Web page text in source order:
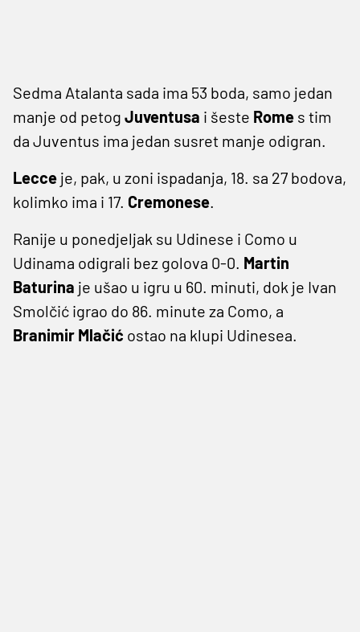
Sedma Atalanta sada ima 53 boda, samo jedan
manje od petog Juventusa i šeste Rome s tim
da Juventus ima jedan susret manje odigran.
Lecce je, pak, u zoni ispadanja, 18. sa 27 bodova,
kolimko ima i 17. Cremonese.
Ranije u ponedjeljak su Udinese i Como u
Udinama odigrali bez golova 0-0. Martin
Baturina je ušao u igru u 60. minuti, dok je Ivan
Smolčić igrao do 86. minute za Como, a
Branimir Mlačić ostao na klupi Udinesea.